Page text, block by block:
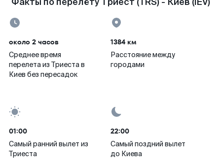
около 2 часов
Среднее время
перелета из Триеста в
Киев без пересадок
1384 км
Расстояние между
городами
01:00
Самый ранний вылет из
Триеста
22:00
Самый поздний вылет
до Киева